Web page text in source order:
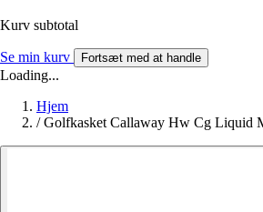
Kurv subtotal
Se min kurv Fortsæt med at handle
Loading...
Hjem
/ Golfkasket Callaway Hw Cg Liquid